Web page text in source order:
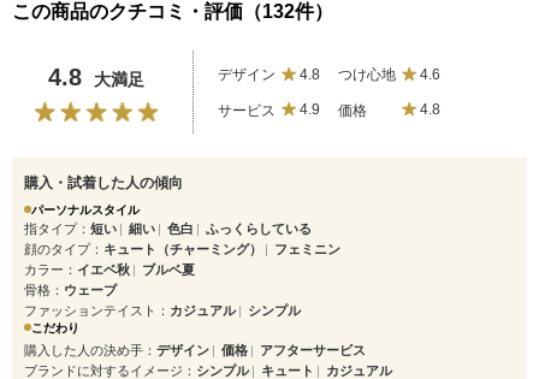
この商品のクチコミ・評価（132件）
4.8 大満足 デザイン 4.8 つけ心地 4.6
サービス 4.9 価格 4.8
購入・試着した人の傾向
パーソナルスタイル
指タイプ 短い 細い 色白
ふっくらしている
顔のタイプ
キュート（チャーミング）
フェミニン
カラー
イエベ秋
ブルベ夏
骨格
ウェーブ
ファッションテイスト
カジュアル シンプル
こだわり
購入した人の決め手 デザイン 価格
アフターサービス
ブランドに対するイメージ
シンプル キュート カジュアル